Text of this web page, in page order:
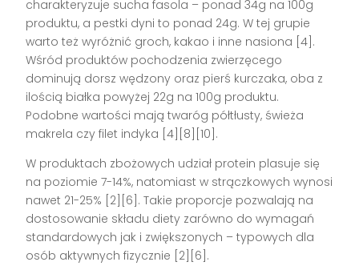
charakteryzuje sucha fasola – ponad 34g na 100g
produktu, a pestki dyni to ponad 24g. W tej grupie
warto też wyróżnić groch, kakao i inne nasiona [4].
Wśród produktów pochodzenia zwierzęcego
dominują dorsz wędzony oraz pierś kurczaka, oba z
ilością białka powyżej 22g na 100g produktu.
Podobne wartości mają twaróg półtłusty, świeża
makrela czy filet indyka [4][8][10].
W produktach zbożowych udział protein plasuje się
na poziomie 7-14%, natomiast w strączkowych wynosi
nawet 21-25% [2][6]. Takie proporcje pozwalają na
dostosowanie składu diety zarówno do wymagań
standardowych jak i zwiększonych – typowych dla
osób aktywnych fizycznie [2][6].